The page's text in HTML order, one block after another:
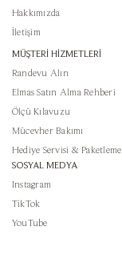
Hakkımızda
İletişim
MÜŞTERİ HİZMETLERİ
Randevu Alın
Elmas Satın Alma Rehberi
Ölçü Kılavuzu
Mücevher Bakımı
Hediye Servisi & Paketleme
SOSYAL MEDYA
Instagram
TikTok
YouTube